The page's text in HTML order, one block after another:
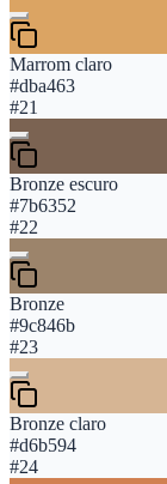
Marrom claro
#dba463
#21
Bronze escuro
#7b6352
#22
Bronze
#9c846b
#23
Bronze claro
#d6b594
#24